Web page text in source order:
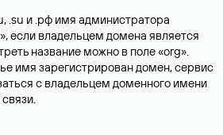
.su и .рф имя администратора
если владельцем домена является
название можно в поле «org».
имя зарегистрирован домен, сервис
с владельцем доменного имени